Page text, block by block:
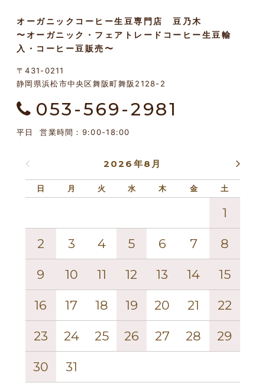
2026年8月
日 月 火 水 木 金 土
1
2 3 4 5 6 7 8
9 10 11 12 13 14 15
16 17 18 19 20 21 22
23 24 25 26 27 28 29
30 31
オーガニックコーヒー生豆専門店 豆乃木
〜オーガニック・フェアトレードコーヒー生豆輸
入・コーヒー豆販売〜
〒431-0211
静岡県浜松市中央区舞阪町舞阪2128-2
053-569-2981
平日 営業時間：9:00-18:00